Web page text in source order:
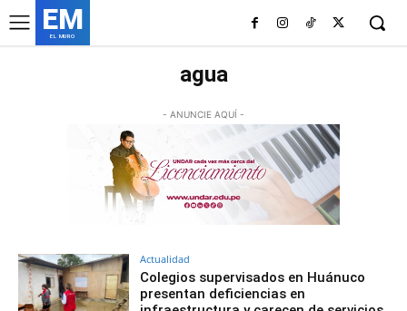
EM
EL MURO
agua
- ANUNCIE AQUÍ -
Actualidad
Colegios supervisados en Huánuco
presentan deficiencias en